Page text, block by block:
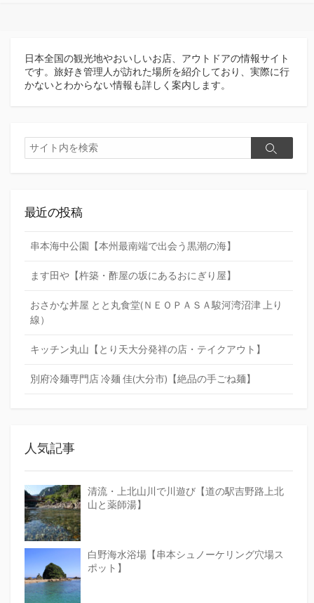
日本全国の観光地やおいしいお店、アウトドアの情報サイト
です。旅好き管理人が訪れた場所を紹介しており、実際に行
かないとわからない情報も詳しく案内します。
検
索
検
最近の投稿
串本海中公園【本州最南端で出会う黒潮の海】
ます田や【杵築・酢屋の坂にあるおにぎり屋】
おさかな丼屋 とと丸食堂(ＮＥＯＰＡＳＡ駿河湾沼津 上り
線）
キッチン丸山【とり天大分発祥の店・テイクアウト】
別府冷麺専門店 冷麺 佳(大分市)【絶品の手ごね麺】
人気記事
清流・上北山川で川遊び【道の駅吉野路上北
山と薬師湯】
白野海水浴場【串本シュノーケリング穴場ス
ポット】